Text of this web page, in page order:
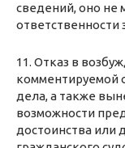
сведений, оно не
ответственности
11. Отказ в
комментируемой
дела, а также
возможности
достоинства или